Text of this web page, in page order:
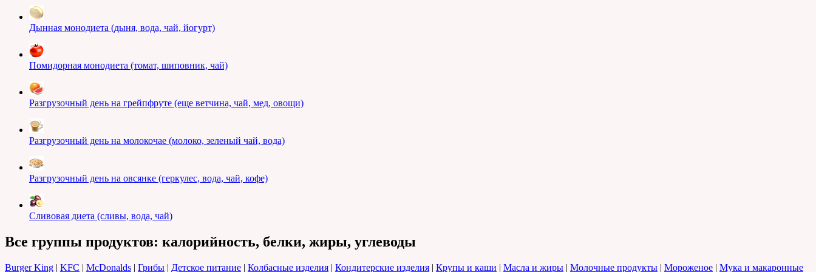
Дынная монодиета (дыня, вода, чай, йогурт)
Помидорная монодиета (томат, шиповник, чай)
Разгрузочный день на грейпфруте (еще ветчина, чай, мед, овощи)
Разгрузочный день на молокочае (молоко, зеленый чай, вода)
Разгрузочный день на овсянке (геркулес, вода, чай, кофе)
Сливовая диета (сливы, вода, чай)
Все группы продуктов: калорийность, белки, жиры, углеводы
Burger King | KFC | McDonalds | Грибы | Детское питание | Колбасные изделия | Кондитерские изделия | Крупы и каши | Масла и жиры | Молочные продукты | Мороженое | Мука и макаронные